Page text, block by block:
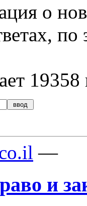
о
по
19358
—
и